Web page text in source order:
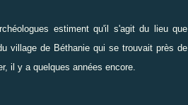
estiment qu'il s'agit du lieu que
village de Béthanie qui se trouvait près de
il y a quelques années encore.